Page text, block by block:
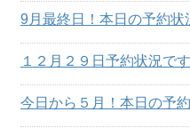
9月最終日！本日の予約状
１２月２９日予約状況です
今日から５月！本日の予